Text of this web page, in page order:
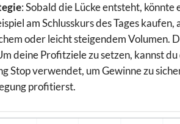
: Sobald die Lücke entsteht,
am Schlusskurs des Tages
oder leicht steigendem Volumen.
deine Profitziele zu setzen, kannst
Stop verwendet, um Gewinne zu
profitierst.